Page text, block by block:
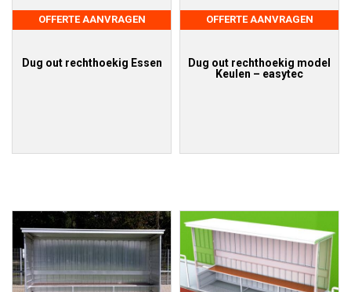
OFFERTE AANVRAGEN
Dug out rechthoekig Essen
OFFERTE AANVRAGEN
Dug out rechthoekig model
Keulen – easytec